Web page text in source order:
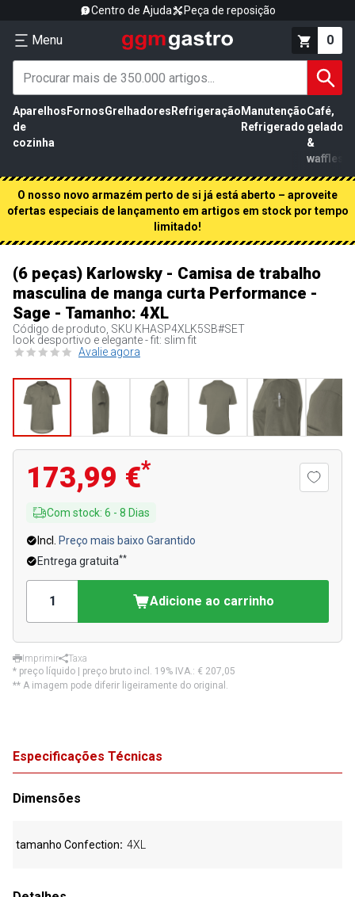
Centro de Ajuda Peça de reposição
Menu 0
Aparelhos
de
cozinha
FornosGrelhadores Refrigeração Manutenção
Refrigerado
Café,
gelados
&
waffles
O nosso novo armazém perto de si já está aberto – aproveite
ofertas especiais de lançamento em artigos em stock por tempo
limitado!
(6 peças) Karlowsky - Camisa de trabalho
masculina de manga curta Performance -
Sage - Tamanho: 4XL
Código de produto, SKU KHASP4XLK5SB#SET
look desportivo e elegante - fit: slim fit
Avalie agora
173,99 €*
Com stock: 6 - 8 Dias
Incl.
Preço mais baixo Garantido
Entrega gratuita**
Adicione ao carrinho
Imprimir
Taxa
* preço líquido | preço bruto incl. 19% IVA.: € 207,05
** A imagem pode diferir ligeiramente do original.
Especificações Técnicas
Dimensões
tamanho Confection 4XL